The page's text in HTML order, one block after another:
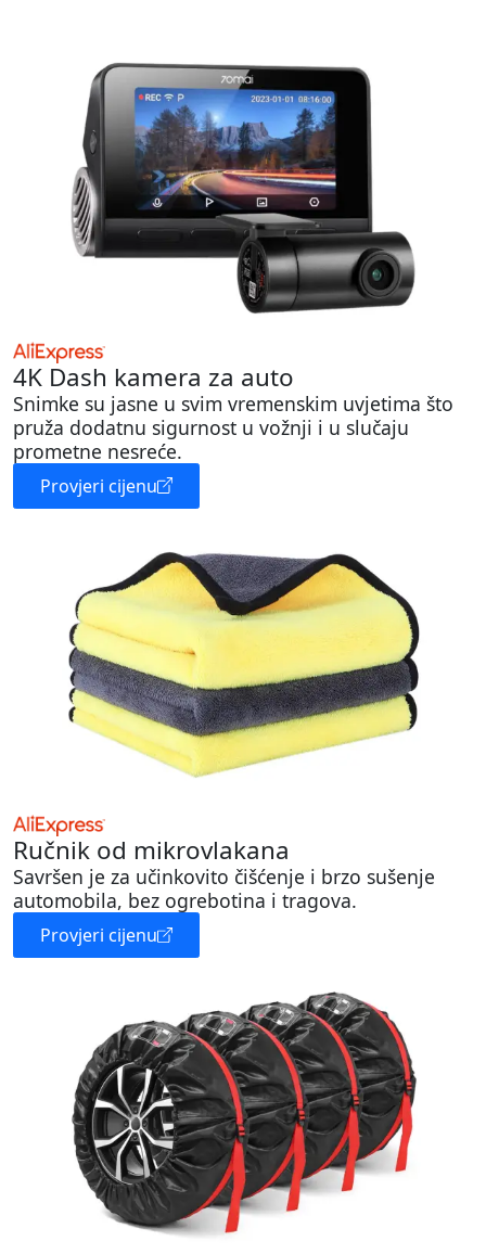
4K Dash kamera za auto
Snimke su jasne u svim vremenskim uvjetima što
pruža dodatnu sigurnost u vožnji i u slučaju
prometne nesreće.
Provjeri cijenu
Ručnik od mikrovlakana
Savršen je za učinkovito čišćenje i brzo sušenje
automobila, bez ogrebotina i tragova.
Provjeri cijenu